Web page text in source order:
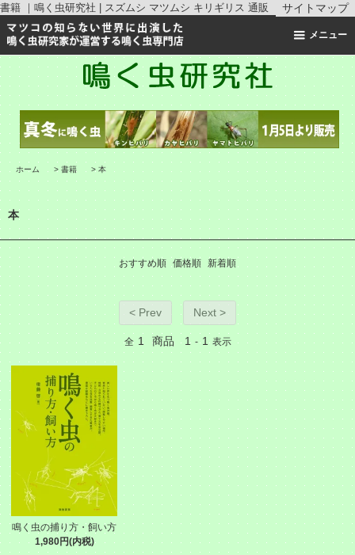
書籍 ｜鳴く虫研究社 | スズムシ マツムシ キリギリス 通販 サイトマップ
メニュー
ホーム > 書籍 > 本
本
おすすめ順 価格順 新着順
< Prev Next >
全 1 商品 1 - 1 表示
鳴く虫の捕り方・飼い方
1,980円(内税)